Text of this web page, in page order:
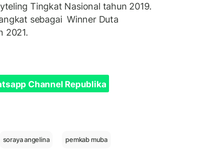
Tingkat Nasional tahun 2019.
sebagai Winner Duta
2021.
Channel Republika
soraya angelina pemkab muba